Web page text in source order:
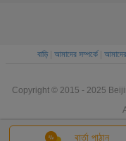
বার্তা পাঠান
বাড়ি| আমাদের সম্পর্কে|
Copyright © 2015 - 2025